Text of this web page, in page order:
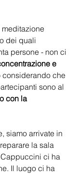
dei quali
persone - non ci
e
considerando che
sono al
con la
siamo arrivate in
la sala
ci ha
Il luogo ci ha